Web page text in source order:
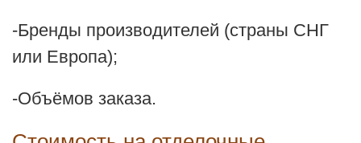
-Бренды производителей (страны СНГ
или Европа);
-Объёмов заказа.